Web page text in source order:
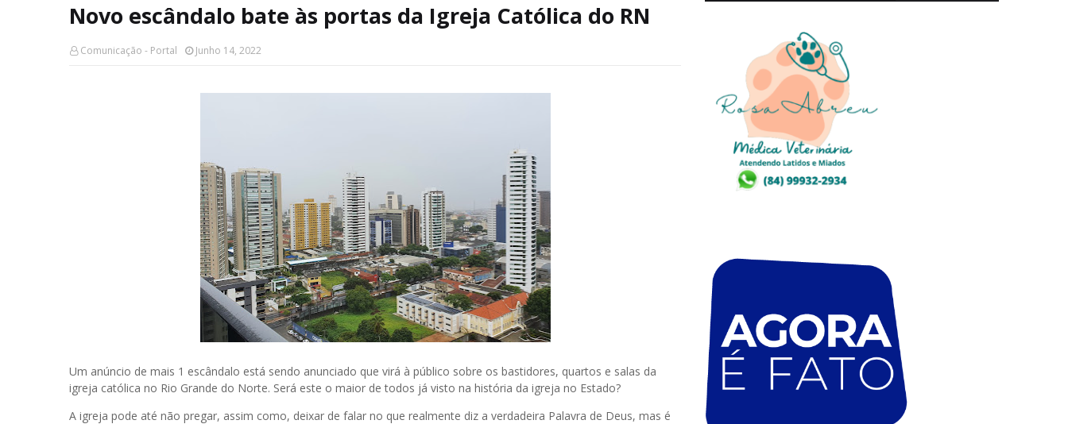
Novo escândalo bate às portas da Igreja Católica do RN
Comunicação - Portal Junho 14, 2022
Um anúncio de mais 1 escândalo está sendo anunciado que virá à público sobre os bastidores, quartos e salas da
igreja católica no Rio Grande do Norte. Será este o maior de todos já visto na história da igreja no Estado?
A igreja pode até não pregar, assim como, deixar de falar no que realmente diz a verdadeira Palavra de Deus, mas é